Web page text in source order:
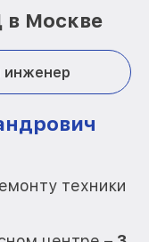
в Москве
инженер
техники